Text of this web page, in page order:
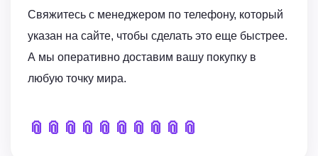
Свяжитесь с менеджером по телефону, который
указан на сайте, чтобы сделать это еще быстрее.
А мы оперативно доставим вашу покупку в
любую точку мира.
📎 📎 📎 📎 📎 📎 📎 📎 📎 📎